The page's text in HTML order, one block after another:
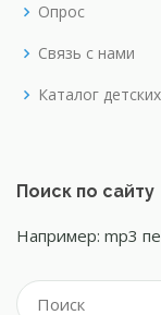
Опрос
Связь с нами
Каталог
Поиск по сайту
Например: mp3